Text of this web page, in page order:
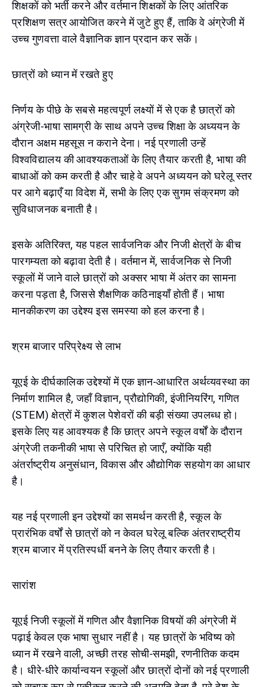
शिक्षकों को भर्ती करने और वर्तमान शिक्षकों के लिए आंतरिक
प्रशिक्षण सत्र आयोजित करने में जुटे हुए हैं, ताकि वे अंग्रेजी में
उच्च गुणवत्ता वाले वैज्ञानिक ज्ञान प्रदान कर सकें।
छात्रों को ध्यान में रखते हुए
निर्णय के पीछे के सबसे महत्वपूर्ण लक्ष्यों में से एक है छात्रों को
अंग्रेजी-भाषा सामग्री के साथ अपने उच्च शिक्षा के अध्ययन के
दौरान अक्षम महसूस न कराने देना। नई प्रणाली उन्हें
विश्वविद्यालय की आवश्यकताओं के लिए तैयार करती है, भाषा की
बाधाओं को कम करती है और चाहे वे अपने अध्ययन को घरेलू स्तर
पर आगे बढ़ाएँ या विदेश में, सभी के लिए एक सुगम संक्रमण को
सुविधाजनक बनाती है।
इसके अतिरिक्त, यह पहल सार्वजनिक और निजी क्षेत्रों के बीच
पारगम्यता को बढ़ावा देती है। वर्तमान में, सार्वजनिक से निजी
स्कूलों में जाने वाले छात्रों को अक्सर भाषा में अंतर का सामना
करना पड़ता है, जिससे शैक्षणिक कठिनाइयाँ होती हैं। भाषा
मानकीकरण का उद्देश्य इस समस्या को हल करना है।
श्रम बाजार परिप्रेक्ष्य से लाभ
यूएई के दीर्घकालिक उद्देश्यों में एक ज्ञान-आधारित अर्थव्यवस्था का
निर्माण शामिल है, जहाँ विज्ञान, प्रौद्योगिकी, इंजीनियरिंग, गणित
(STEM) क्षेत्रों में कुशल पेशेवरों की बड़ी संख्या उपलब्ध हो।
इसके लिए यह आवश्यक है कि छात्र अपने स्कूल वर्षों के दौरान
अंग्रेजी तकनीकी भाषा से परिचित हो जाएँ, क्योंकि यही
अंतर्राष्ट्रीय अनुसंधान, विकास और औद्योगिक सहयोग का आधार
है।
यह नई प्रणाली इन उद्देश्यों का समर्थन करती है, स्कूल के
प्रारंभिक वर्षों से छात्रों को न केवल घरेलू बल्कि अंतरराष्ट्रीय
श्रम बाजार में प्रतिस्पर्धी बनने के लिए तैयार करती है।
सारांश
यूएई निजी स्कूलों में गणित और वैज्ञानिक विषयों की अंग्रेजी में
पढ़ाई केवल एक भाषा सुधार नहीं है। यह छात्रों के भविष्य को
ध्यान में रखने वाली, अच्छी तरह सोची-समझी, रणनीतिक कदम
है। धीरे-धीरे कार्यान्वयन स्कूलों और छात्रों दोनों को नई प्रणाली